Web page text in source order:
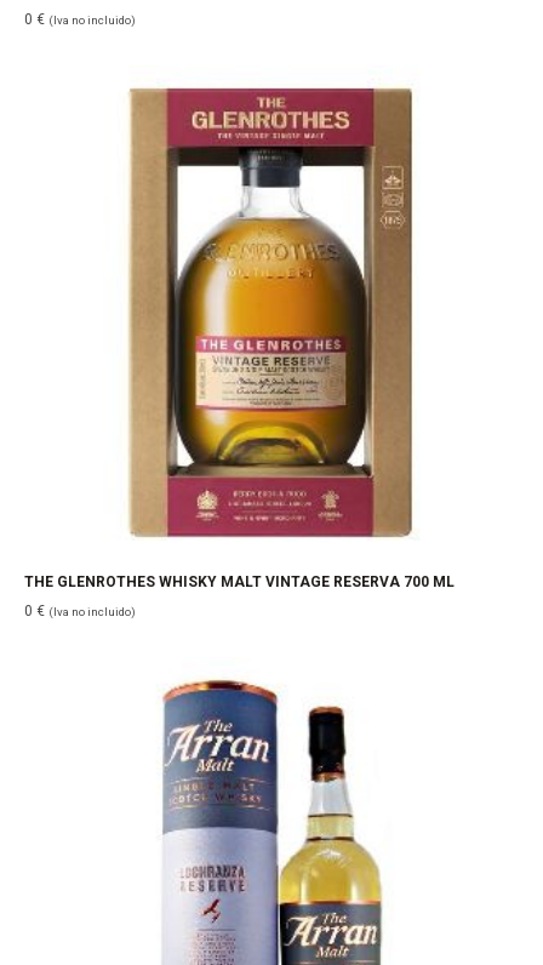
0 € (Iva no incluido)
THE GLENROTHES WHISKY MALT VINTAGE RESERVA 700 ML
0 € (Iva no incluido)